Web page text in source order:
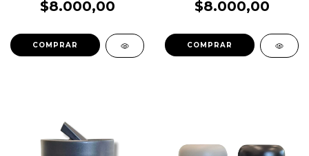
$8.000,00
COMPRAR
$8.000,00